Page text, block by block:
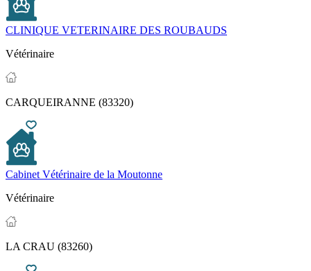
CLINIQUE VETERINAIRE DES ROUBAUDS
Vétérinaire
CARQUEIRANNE (83320)
Cabinet Vétérinaire de la Moutonne
Vétérinaire
LA CRAU (83260)